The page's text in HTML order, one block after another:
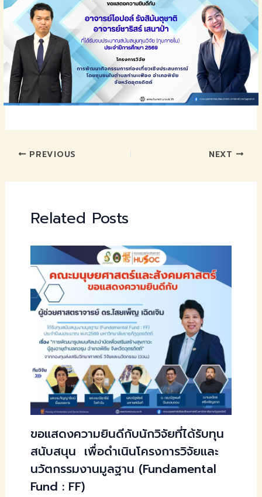
PREVIOUS NEXT
Related Posts
ขอแสดงความยินดีกับนักวิจัยที่ได้รับทุน
สนับสนุน เพื่อดำเนินโครงการวิจัยและ
นวัตกรรมงานมูลฐาน (Fundamental
Fund : FF)